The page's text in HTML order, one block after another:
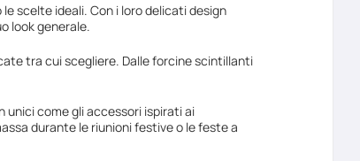
scelte ideali. Con i loro delicati design
look generale.
tra cui scegliere. Dalle forcine scintillanti
unici come gli accessori ispirati ai
durante le riunioni festive o le feste a